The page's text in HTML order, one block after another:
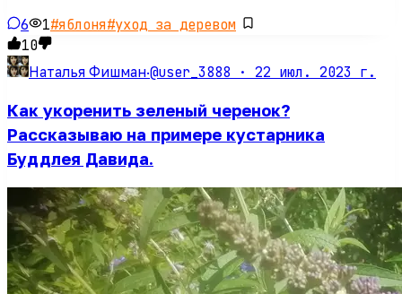
6 1#яблоня#уход за деревом
10
Наталья Фишман·@user_3888 · 22 июл. 2023 г.
Как укоренить зеленый черенок?
Рассказываю на примере кустарника
Буддлея Давида.